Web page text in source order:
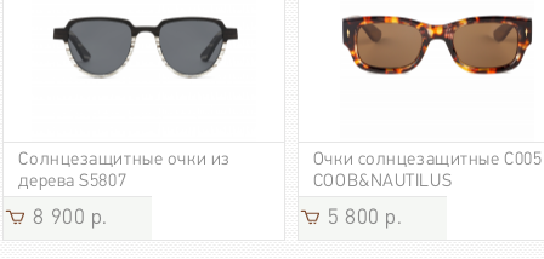
Солнцезащитные очки из
дерева S5807
8 900 р.
Очки солнцезащитные C005
COOB&NAUTILUS
5 800 р.